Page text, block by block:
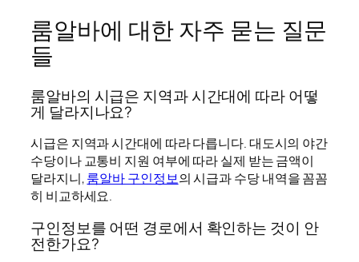
룸알바에 대한 자주 묻는 질문
들
룸알바의 시급은 지역과 시간대에 따라 어떻
게 달라지나요?
시급은 지역과 시간대에 따라 다릅니다. 대도시의 야간
수당이나 교통비 지원 여부에 따라 실제 받는 금액이
달라지니,룸알바 구인정보의 시급과 수당 내역을 꼼꼼
히 비교하세요.
구인정보를 어떤 경로에서 확인하는 것이 안
전한가요?